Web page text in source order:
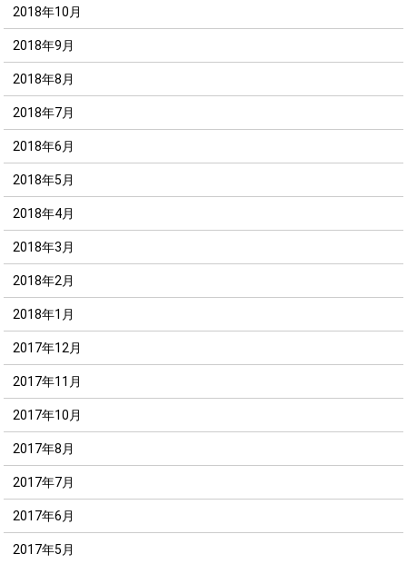
2018年10月
2018年9月
2018年8月
2018年7月
2018年6月
2018年5月
2018年4月
2018年3月
2018年2月
2018年1月
2017年12月
2017年11月
2017年10月
2017年8月
2017年7月
2017年6月
2017年5月